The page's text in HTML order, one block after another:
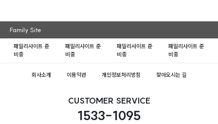
Family Site
패밀리사이트 준
비중
패밀리사이트 준
비중
패밀리사이트 준
비중
패밀리사이트 준
비중
회사소개 이용약관 개인정보처리방침 찾아오시는 길
CUSTOMER SERVICE
1533-1095